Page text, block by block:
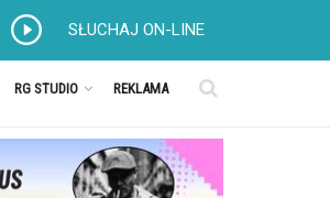
SŁUCHAJ ON-LINE
RG STUDIO REKLAMA